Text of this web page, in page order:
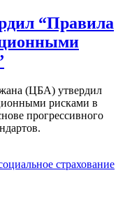
“Правила
(ЦБА) утвердил
рисками в
прогрессивного